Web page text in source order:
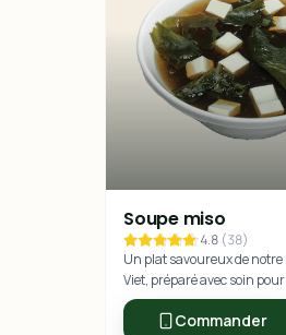
Soupe miso
4.8 (38)
Un plat savoureux de
Viet, préparé avec soin
culinaire exceptionnelle.
Commander